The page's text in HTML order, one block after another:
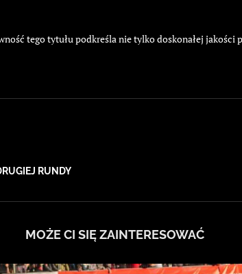
tego tytułu podkreśla nie tylko doskonałej jakości
RUNDY
MOŻE CI SIĘ ZAINTERESOWAĆ